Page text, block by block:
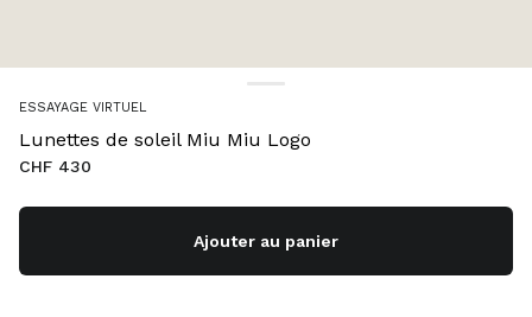
ESSAYAGE VIRTUEL
Lunettes de soleil Miu Miu Logo
CHF 430
Ajouter au panier